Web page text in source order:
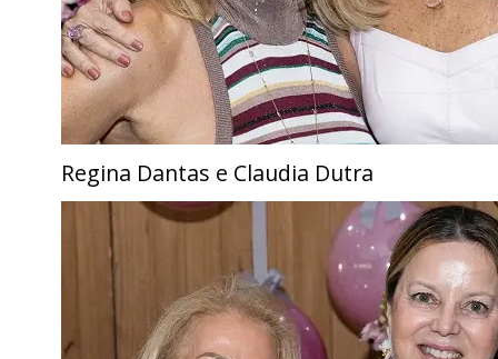
Regina Dantas e Claudia Dutra